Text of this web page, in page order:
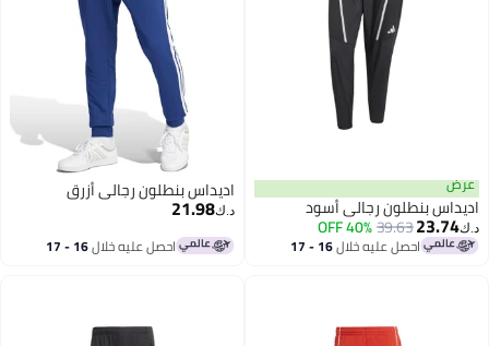
بنطلون رجالي أسود
23.74
39.63
40% OFF
احصل عليه خلال 16 - 17
اديداس بنطلون رجالي أزرق
21.98
احصل عليه خلال 16 - 17